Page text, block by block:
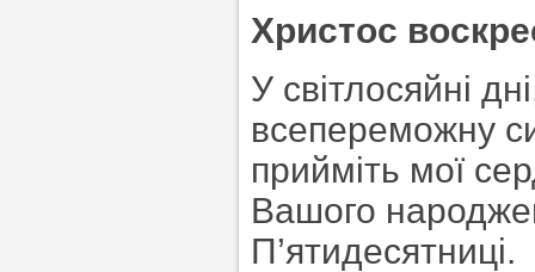
Христос
У світлосяйні
всепереможну
прийміть мої
Вашого
П’ятидесятниці.